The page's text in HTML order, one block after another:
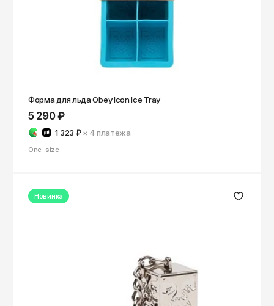
Форма для льда Obey Icon Ice Tray
5 290 ₽
1 323 ₽ × 4платежа
One-size
Новинка